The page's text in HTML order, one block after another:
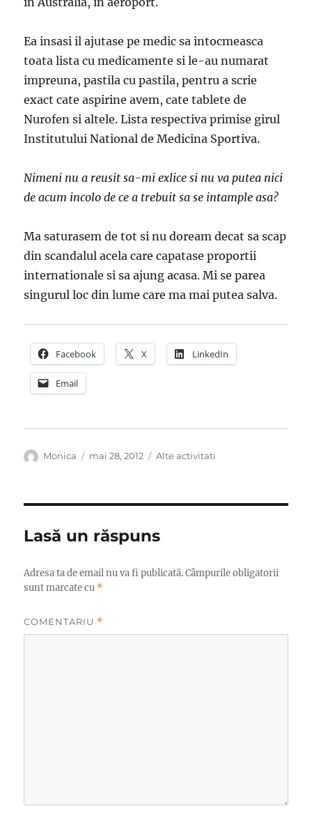
Ea insasi il ajutase pe medic sa intocmeasca
toata lista cu medicamente si le-au numarat
impreuna, pastila cu pastila, pentru a scrie
exact cate aspirine avem, cate tablete de
Nurofen si altele. Lista respectiva primise girul
Institutului National de Medicina Sportiva.
Nimeni nu a reusit sa-mi exlice si nu va putea nici
de acum incolo de ce a trebuit sa se intample asa?
Ma saturasem de tot si nu doream decat sa scap
din scandalul acela care capatase proportii
internationale si sa ajung acasa. Mi se parea
singurul loc din lume care ma mai putea salva.
Facebook X LinkedIn
Email
Autor
Monica
Publicat
mai 28, 2012 Categorii
Alte activitati
Lasă un răspuns
Adresa ta de email nu va fi publicată. Câmpurile obligatorii
sunt marcate cu *
COMENTARIU *